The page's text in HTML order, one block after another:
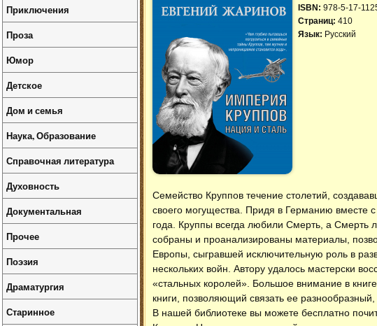
ISBN: 978-5-17-
Страниц: 410
Язык: Русский
Семейство Круппов течение столетий,
своего могущества. Придя в Германию вместе
года. Круппы всегда любили Смерть, а Смерть
собраны и проанализированы материалы,
Европы, сыгравшей исключительную роль в
нескольких войн. Автору удалось мастерски
«стальных королей». Большое внимание в
книги, позволяющий связать ее
В нашей библиотеке вы можете бесплатно
Приключения
Проза
Юмор
Детское
Дом и семья
Наука, Образование
Справочная литература
Духовность
Документальная
Прочее
Поэзия
Драматургия
Старинное